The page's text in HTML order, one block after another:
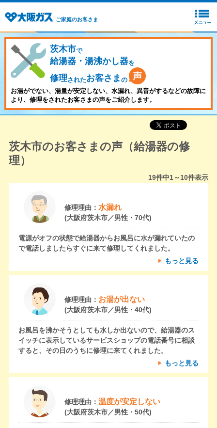
ご家庭のお客さま
茨木市で
給湯器・湯沸かし器を
修理されたお客さま の
お湯がでない、湯量が安定しない、水漏れ、異音がするなどの故障に
より、修理をされたお客さまの声をご紹介します。
茨木市のお客さまの声（給湯器の修
理）
19件中1～10件表示
修理理由： 水漏れ
(大阪府茨木市／男性・70代)
電源がオフの状態で給湯器からお風呂に水が漏れていたの
で電話しましたらすぐに来て修理してくれました。
もっと見る
修理理由： お湯が出ない
(大阪府茨木市／男性・40代)
お風呂を沸かそうとしても水しか出ないので、給湯器のス
イッチに表示しているサービスショップの電話番号に相談
すると、その日のうちに修理に来てくれました。
もっと見る
修理理由： 温度が安定しない
(大阪府茨木市／男性・50代)